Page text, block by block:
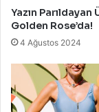
Yazın Parıldayan
Golden Rose’da!
4 Ağustos 2024